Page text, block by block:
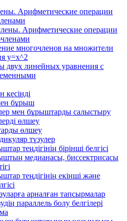
Арифметические операции
Арифметические операции
многочленов на множители
y=x^2
двух линейных уравнения с
кесінді
бұрыш
мен бұрыштарды салыстыру
өлшеу
өлшеу
түзулер
теңдігінің бірінші белгісі
медианасы, биссектрисасы
теңдігінің екінші және
арналған тапсырмалар
параллель болу белгілері